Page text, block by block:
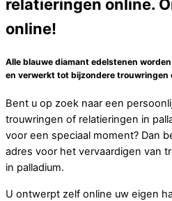
relatieringen online.
online!
Alle blauwe diamant edelstenen
en verwerkt tot bijzondere trouwringen
Bent u op zoek naar een
trouwringen of relatieringen in
voor een speciaal moment? Dan
adres voor het vervaardigen van
in palladium.
U ontwerpt zelf online uw eigen